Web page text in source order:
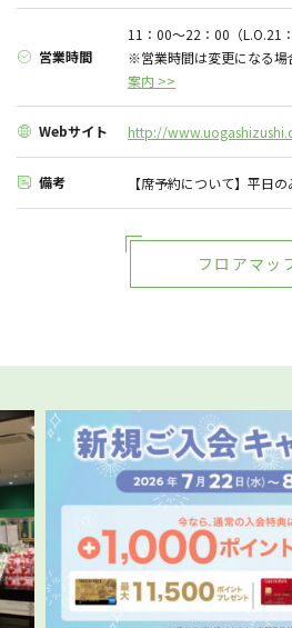
営業時間
11：00～22：00（L.O.21
※営業時間は変更になる場
案内 >>
Webサイト http://
備考 【席予約について】平日の
フロアマッ